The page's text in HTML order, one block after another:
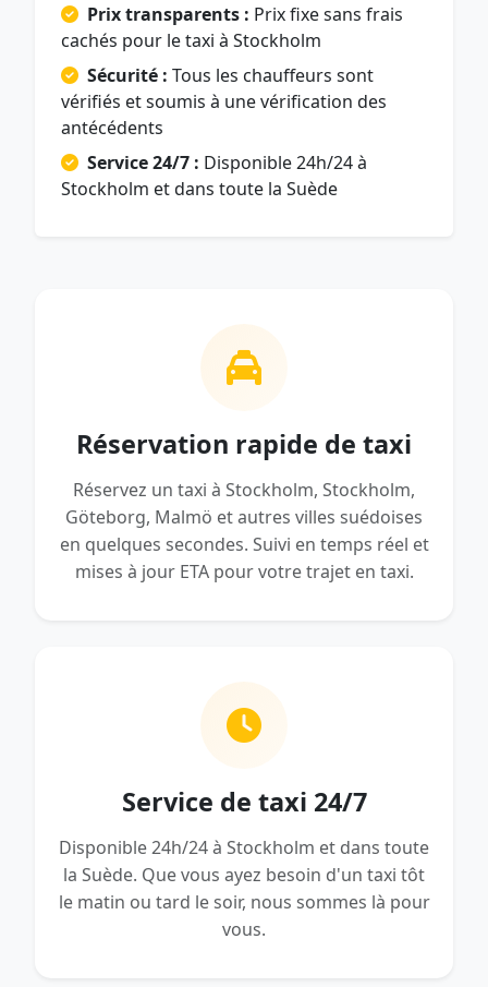
Prix transparents : Prix fixe sans frais
cachés pour le taxi à Stockholm
Sécurité : Tous les chauffeurs sont
vérifiés et soumis à une vérification des
antécédents
Service 24/7 : Disponible 24h/24 à
Stockholm et dans toute la Suède
Réservation rapide de taxi
Réservez un taxi à Stockholm, Stockholm,
Göteborg, Malmö et autres villes suédoises
en quelques secondes. Suivi en temps réel et
mises à jour ETA pour votre trajet en taxi.
Service de taxi 24/7
Disponible 24h/24 à Stockholm et dans toute
la Suède. Que vous ayez besoin d'un taxi tôt
le matin ou tard le soir, nous sommes là pour
vous.